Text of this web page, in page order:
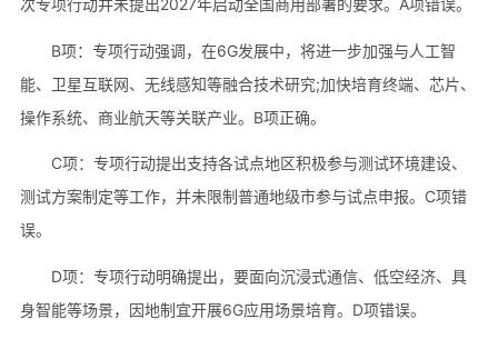
B项：专项行动强调，在6G发展中，将进一步加强与人工智
能、卫星互联网、无线感知等融合技术研究;加快培育终端、芯片、
操作系统、商业航天等关联产业。B项正确。
C项：专项行动提出支持各试点地区积极参与测试环境建设、
测试方案制定等工作，并未限制普通地级市参与试点申报。C项错
误。
D项：专项行动明确提出，要面向沉浸式通信、低空经济、具
身智能等场景，因地制宜开展6G应用场景培育。D项错误。